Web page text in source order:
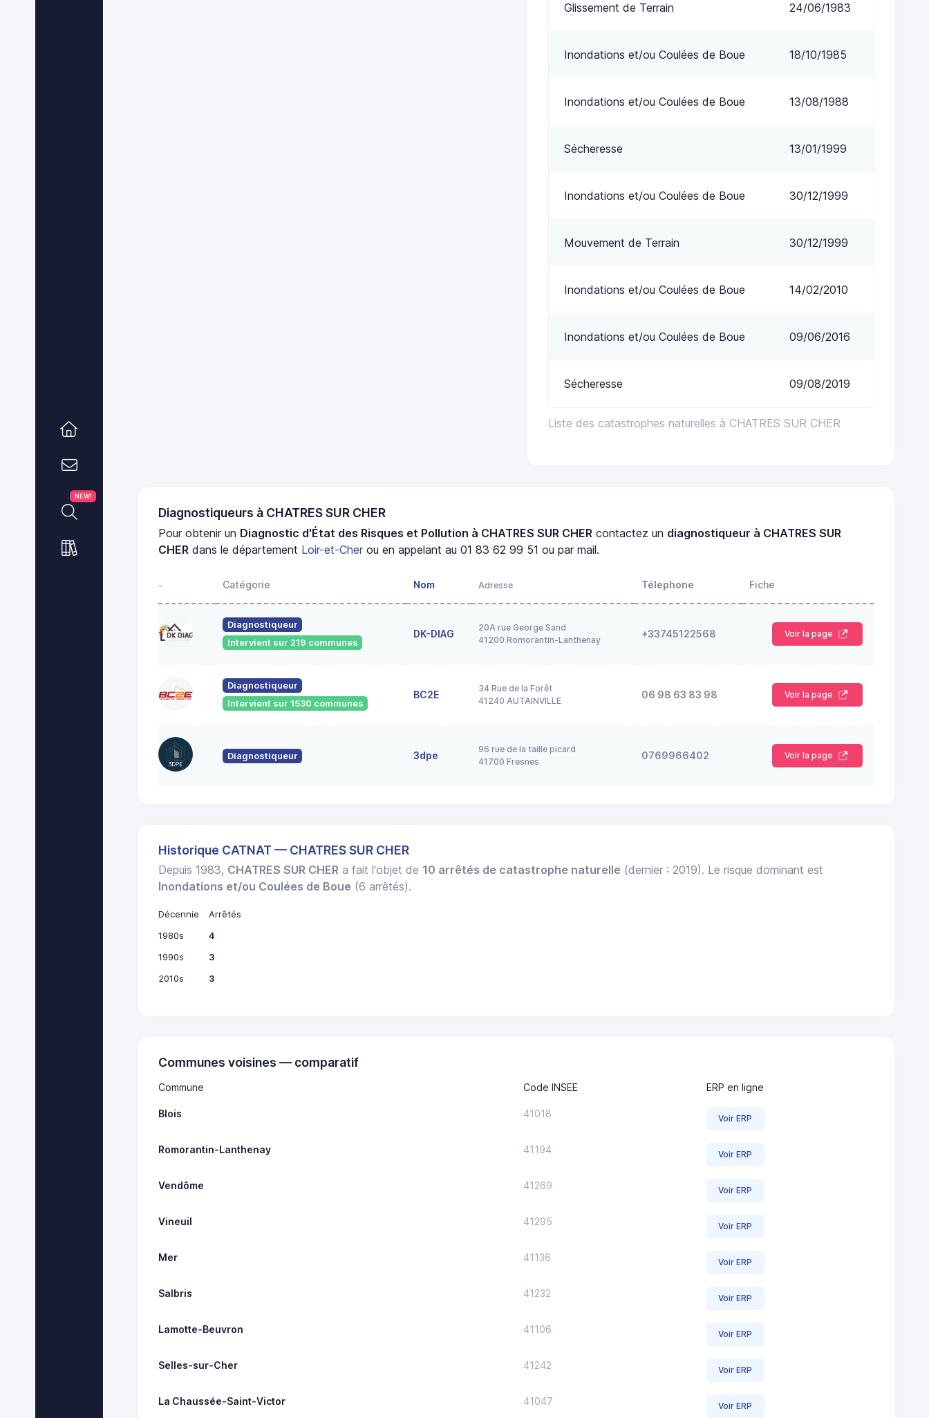
NEW!
Liste des catastrophes naturelles à CHATRES SUR CHER
Glissement de Terrain 24/06/1983
Inondations et/ou Coulées de Boue 18/10/1985
Inondations et/ou Coulées de Boue 13/08/1988
Sécheresse 13/01/1999
Inondations et/ou Coulées de Boue 30/12/1999
Mouvement de Terrain 30/12/1999
Inondations et/ou Coulées de Boue 14/02/2010
Inondations et/ou Coulées de Boue 09/06/2016
Sécheresse 09/08/2019
Diagnostiqueurs à CHATRES SUR CHER
Pour obtenir un Diagnostic d'État des Risques et Pollution à CHATRES SUR CHER contactez un diagnostiqueur à CHATRES SUR
CHER dans le département Loir-et-Cher ou en appelant au 01 83 62 99 51 ou par mail.
- Catégorie Nom Adresse Télephone Fiche
Diagnostiqueur
Intervient sur 219 communes
DK-DIAG
20A rue George Sand
41200 Romorantin-Lanthenay
+33745122568 Voir la page
Diagnostiqueur
Intervient sur 1530 communes
BC2E
34 Rue de la Forêt
41240 AUTAINVILLE
06 98 63 83 98 Voir la page
Diagnostiqueur 3dpe
96 rue de la taille picard
41700 Fresnes
0769966402 Voir la page
Historique CATNAT — CHATRES SUR CHER
Depuis 1983, CHATRES SUR CHER a fait l'objet de 10 arrêtés de catastrophe naturelle (dernier : 2019). Le risque dominant est
Inondations et/ou Coulées de Boue (6 arrêtés).
Décennie
Arrêtés
1980s
4
1990s
3
2010s
3
Communes voisines — comparatif
Commune Code INSEE ERP en ligne
Blois 41018 Voir ERP
Romorantin-Lanthenay 41194 Voir ERP
Vendôme 41269 Voir ERP
Vineuil 41295 Voir ERP
Mer 41136 Voir ERP
Salbris 41232 Voir ERP
Lamotte-Beuvron 41106 Voir ERP
Selles-sur-Cher 41242 Voir ERP
La Chaussée-Saint-Victor 41047 Voir ERP